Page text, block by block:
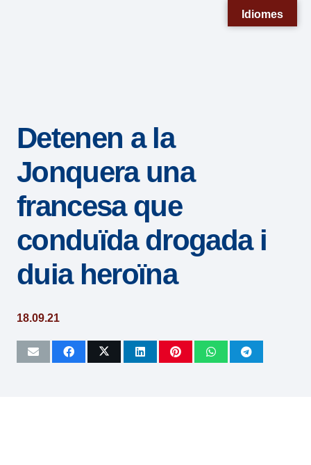
sistema
accesibilidad.
Detenen a la
Jonquera una
francesa que
conduïda drogada i
duia heroïna
18.09.21
Idiomes